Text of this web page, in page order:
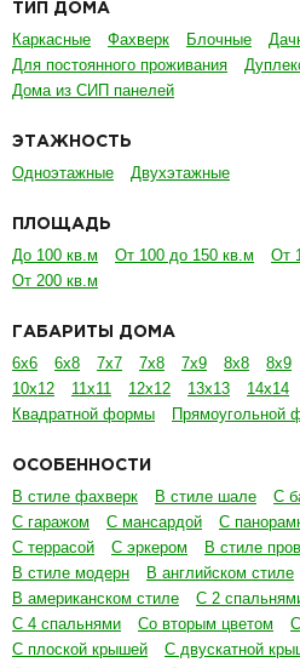
ТИП ДОМА
Каркасные Фахверк Блочные
Для постоянного проживания
Дома из СИП панелей
ЭТАЖНОСТЬ
Одноэтажные Двухэтажные
ПЛОЩАДЬ
До 100 кв.м От 100 до 150 кв.м
От
От 200 кв.м
ГАБАРИТЫ ДОМА
6х6 6х8 7х7 7х8 7х9 8х8 8х9
10х12
11х11 12х12 13х13
14х14
Квадратной формы
Прямоугольной
ОСОБЕННОСТИ
В стиле фахверк В стиле шале
С
С гаражом
С мансардой
С
С террасой
С эркером
В стиле
В стиле модерн
В английском стиле
В американском стиле
С 2
С 4 спальнями
Со вторым цветом
С плоской крышей
С двускатной